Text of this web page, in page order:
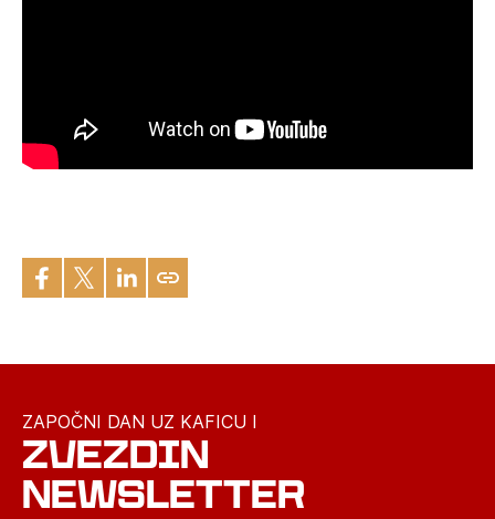
ZAPOČNI DAN UZ KAFICU I
ZVEZDIN
NEWSLETTER